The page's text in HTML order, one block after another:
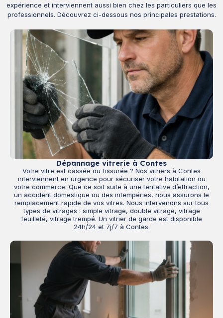
expérience et interviennent aussi bien chez les particuliers que les
professionnels. Découvrez ci-dessous nos principales prestations.
Dépannage vitrerie à Contes
Votre vitre est cassée ou fissurée ? Nos vitriers à Contes
interviennent en urgence pour sécuriser votre habitation ou
votre commerce. Que ce soit suite à une tentative d’effraction,
un accident domestique ou des intempéries, nous assurons le
remplacement rapide de vos vitres. Nous intervenons sur tous
types de vitrages : simple vitrage, double vitrage, vitrage
feuilleté, vitrage trempé. Un vitrier de garde est disponible
24h/24 et 7j/7 à Contes.